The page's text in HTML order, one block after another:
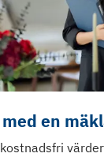
en